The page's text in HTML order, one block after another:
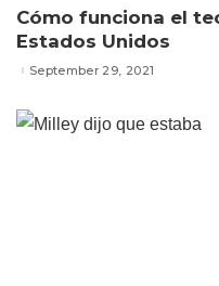
Cómo funciona el
Estados Unidos
September 29, 2021